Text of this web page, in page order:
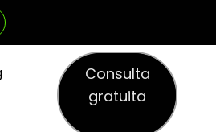
Consulta
gratuita